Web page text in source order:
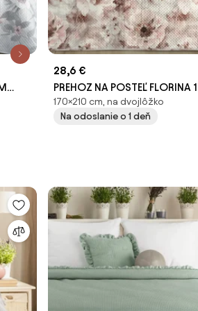
28,6 €
PREHOZ NA POSTEĽ FLORINA
KVETY
170×210 cm, na dvojlôžko
Na odoslanie o 1 deň